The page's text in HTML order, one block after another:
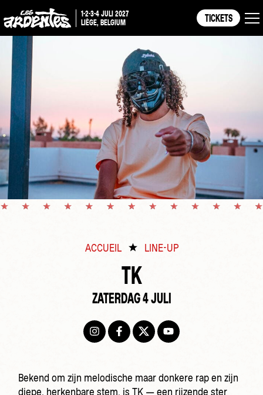
1-2-3-4 JULI 2027
LIÈGE, BELGIUM
TICKETS
ACCUEIL LINE-UP
TK
ZATERDAG 4 JULI
Bekend om zijn melodische maar donkere rap en zijn
diepe, herkenbare stem, is TK — een rijzende ster